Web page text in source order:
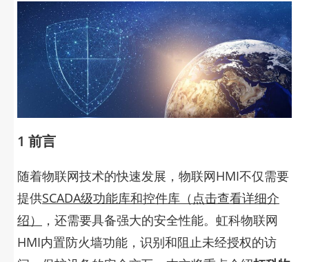
1 前言
随着物联网技术的快速发展，物联网HMI不仅需要
提供SCADA级功能库和控件库（点击查看详细介
绍）
，还需要具备强大的安全性能。虹科物联网
HMI内置防火墙功能，识别和阻止未经授权的访